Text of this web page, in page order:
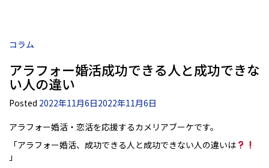
コラム
アラフォー婚活成功できる人と成功できな
い人の違い
Posted 2022年11月6日2022年11月6日
アラフォー婚活・恋活を応援するカメリアブーケです。
「アラフォー婚活、成功できる人と成功できない人の違いは
」